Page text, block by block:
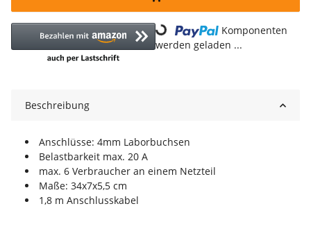
Loading...
Komponenten
werden geladen ...
Beschreibung
Anschlüsse: 4mm Laborbuchsen
Belastbarkeit max. 20 A
max. 6 Verbraucher an einem Netzteil
Maße: 34x7x5,5 cm
1,8 m Anschlusskabel